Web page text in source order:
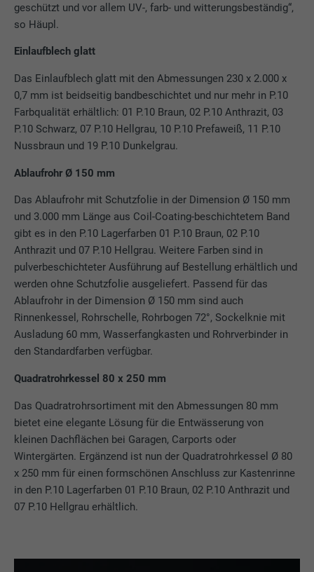
geschützt und vor allem UV-, farb- und witterungsbeständig“,
so Häupl.
Einlaufblech glatt
Das Einlaufblech glatt mit den Abmessungen 230 x 2.000 x
0,7 mm ist beidseitig bandbeschichtet und nur mehr in P.10
Farbqualität erhältlich: 01 P.10 Braun, 02 P.10 Anthrazit, 03
P.10 Schwarz, 07 P.10 Hellgrau, 10 P.10 Prefaweiß, 11 P.10
Nussbraun und 19 P.10 Dunkelgrau.
Ablaufrohr Ø 150 mm
Das Ablaufrohr mit Schutzfolie in der Dimension Ø 150 mm
und 3.000 mm Länge aus Coil-Coating-beschichtetem Band
gibt es in den P.10 Lagerfarben 01 P.10 Braun, 02 P.10
Anthrazit und 07 P.10 Hellgrau. Weitere Farben sind in
pulverbeschichteter Ausführung auf Bestellung erhältlich und
werden ohne Schutzfolie ausgeliefert. Passend für das
Ablaufrohr in der Dimension Ø 150 mm sind auch
Rinnenkessel, Rohrschelle, Rohrbogen 72°, Sockelknie mit
Ausladung 60 mm, Wasserfangkasten und Rohrverbinder in
den Standardfarben verfügbar.
Quadratrohrkessel 80 x 250 mm
Das Quadratrohrsortiment mit den Abmessungen 80 mm
bietet eine elegante Lösung für die Entwässerung von
kleinen Dachflächen bei Garagen, Carports oder
Wintergärten. Ergänzend ist nun der Quadratrohrkessel Ø 80
x 250 mm für einen formschönen Anschluss zur Kastenrinne
in den P.10 Lagerfarben 01 P.10 Braun, 02 P.10 Anthrazit und
07 P.10 Hellgrau erhältlich.